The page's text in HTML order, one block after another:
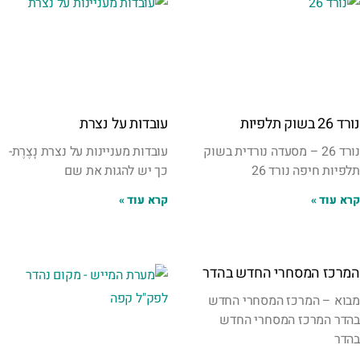
נורד 26 בשוק תלפיות
נורד 26 – מסעדה נורדית בשוק
תלפיות חיפה נורד 26
קרא עוד »
עובדות על נצרת
עובדות מעניינות על נצרת נָצֶרֶת-
כך יש להגות את שם
קרא עוד »
המרכז המסחרי החדש בהדר
מבוא – המרכז המסחרי החדש
בהדר המרכז המסחרי החדש
בהדר